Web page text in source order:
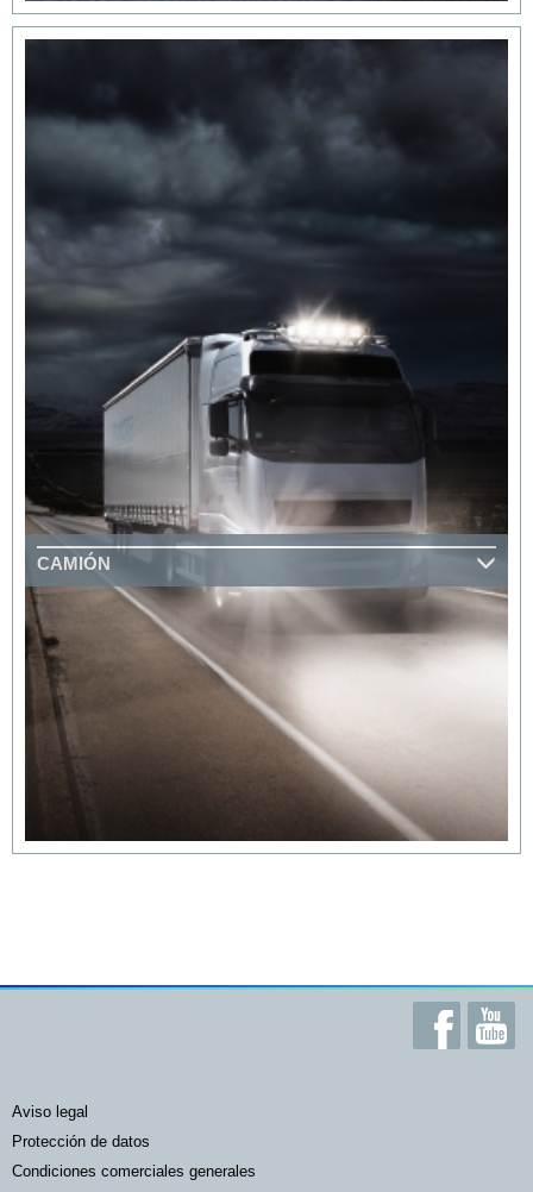
CAMIÓN
aviso legal
protección de datos
condiciones comerciales generales